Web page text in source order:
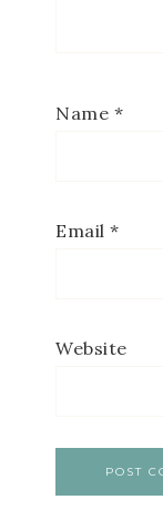
Name *
Email *
Website